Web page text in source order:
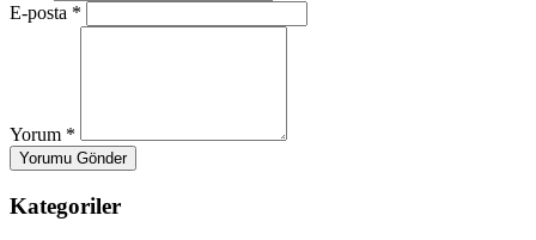
E-posta *
Yorum *
Yorumu Gönder
Kategoriler